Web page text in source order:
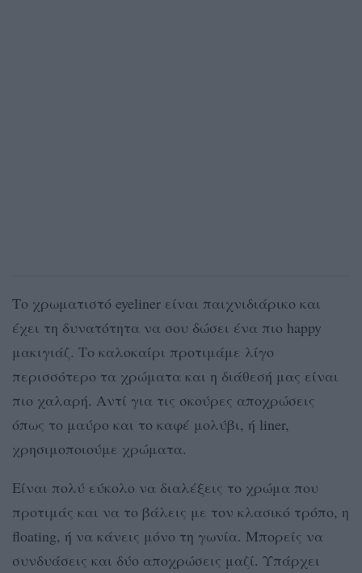
Το χρωματιστό eyeliner είναι παιχνιδιάρικο και
έχει τη δυνατότητα να σου δώσει ένα πιο happy
μακιγιάζ. Το καλοκαίρι προτιμάμε λίγο
περισσότερο τα χρώματα και η διάθεσή μας είναι
πιο χαλαρή. Αντί για τις σκούρες αποχρώσεις
όπως το μαύρο και το καφέ μολύβι, ή liner,
χρησιμοποιούμε χρώματα.
Είναι πολύ εύκολο να διαλέξεις το χρώμα που
προτιμάς και να το βάλεις με τον κλασικό τρόπο, η
floating, ή να κάνεις μόνο τη γωνία. Μπορείς να
συνδυάσεις και δύο αποχρώσεις μαζί. Υπάρχει